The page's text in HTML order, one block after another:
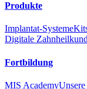
Soft Tissue
360° Implantology -
Produkte
Implantat-Systeme
Digitale
Fortbildung
MIS Academy